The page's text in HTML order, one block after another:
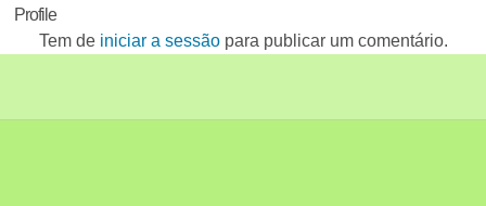
Profile
Tem de iniciar a sessãopara publicar um comentário.